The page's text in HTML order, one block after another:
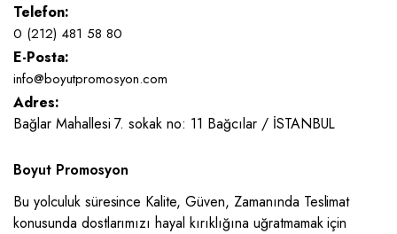
Telefon:
0 (212) 481 58 80
E-Posta:
info@boyutpromosyon.com
Adres:
Bağlar Mahallesi 7. sokak no: 11 Bağcılar / İSTANBUL
Boyut Promosyon
Bu yolculuk süresince Kalite, Güven, Zamanında Teslimat
konusunda dostlarımızı hayal kırıklığına uğratmamak için